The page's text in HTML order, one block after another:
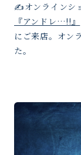
✍️オンラインシ
『アンドレ…!!』
にご来店。オン
た。